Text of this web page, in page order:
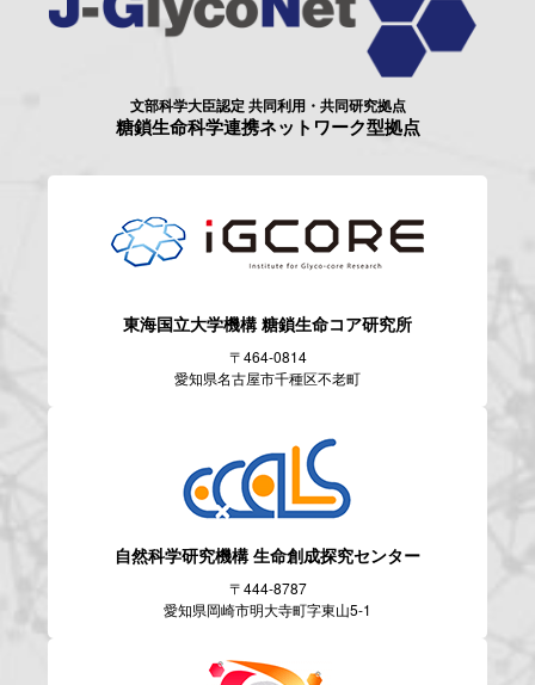
文部科学大臣認定 共同利用・共同研究拠点
糖鎖生命科学連携ネットワーク型拠点
東海国立大学機構糖鎖生命コア研究所
〒464-0814
愛知県名古屋市千種区不老町
自然科学研究機構生命創成探究センター
〒444-8787
愛知県岡崎市明大寺町字東山5-1